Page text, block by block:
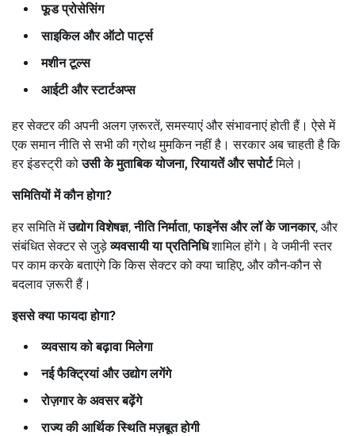
फूड प्रोसेसिंग
साइकिल और ऑटो पार्ट्स
मशीन टूल्स
आईटी और स्टार्टअप्स
हर सेक्टर की अपनी अलग ज़रूरतें, समस्याएं और संभावनाएं होती हैं। ऐसे में
एक समान नीति से सभी की ग्रोथ मुमकिन नहीं है। सरकार अब चाहती है कि
हर इंडस्ट्री कोउसी के मुताबिक योजना,रियायतें और सपोर्टमिले।
समितियों में कौन होगा?
हर समिति मेंउद्योग विशेषज्ञ,नीति निर्माता,फाइनेंस और लॉ के जानकार, और
संबंधित सेक्टर से जुड़ेव्यवसायी या प्रतिनिधिशामिल होंगे। वे जमीनी स्तर
पर काम करके बताएंगे कि किस सेक्टर को क्या चाहिए, और कौन-कौन से
बदलाव ज़रूरी हैं।
इससे क्या फायदा होगा?
व्यवसाय को बढ़ावा मिलेगा
नई फैक्ट्रियां और उद्योग लगेंगे
रोज़गार के अवसर बढ़ेंगे
राज्य की आर्थिक स्थिति मज़बूत होगी